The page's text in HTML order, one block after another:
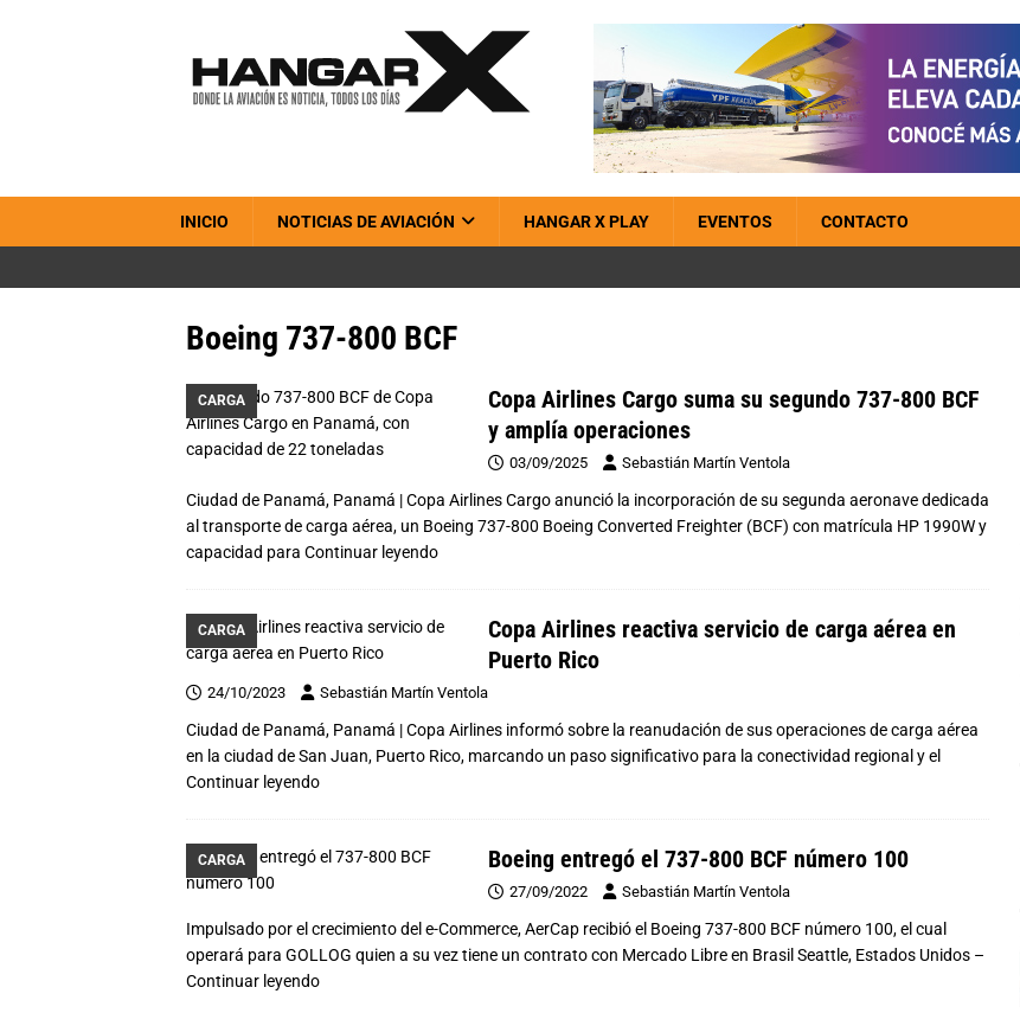
INICIO NOTICIAS DE AVIACIÓN HANGAR X PLAY EVENTOS CONTACTO
Boeing 737-800 BCF
CARGA
Copa Airlines Cargo suma su segundo 737-800 BCF
y amplía operaciones
03/09/2025 Sebastián Martín Ventola
Ciudad de Panamá, Panamá | Copa Airlines Cargo anunció la incorporación de su segunda aeronave dedicada
al transporte de carga aérea, un Boeing 737-800 Boeing Converted Freighter (BCF) con matrícula HP 1990W y
capacidad para Continuar leyendo
CARGA
Copa Airlines reactiva servicio de carga aérea en
Puerto Rico
24/10/2023 Sebastián Martín Ventola
Ciudad de Panamá, Panamá | Copa Airlines informó sobre la reanudación de sus operaciones de carga aérea
en la ciudad de San Juan, Puerto Rico, marcando un paso significativo para la conectividad regional y el
Continuar leyendo
CARGA Boeing entregó el 737-800 BCF número 100
27/09/2022 Sebastián Martín Ventola
Impulsado por el crecimiento del e-Commerce, AerCap recibió el Boeing 737-800 BCF número 100, el cual
operará para GOLLOG quien a su vez tiene un contrato con Mercado Libre en Brasil Seattle, Estados Unidos –
Continuar leyendo